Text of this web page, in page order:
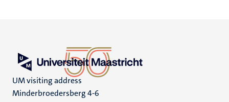
UM visiting address
Minderbroedersberg 4-6